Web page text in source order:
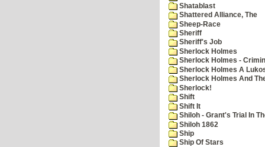
Shatablast
Shattered Alliance, The
Sheep-Race
Sheriff
Sheriff's Job
Sherlock Holmes
Sherlock Holmes -
Sherlock Holmes A
Sherlock Holmes And
Sherlock!
Shift
Shift It
Shiloh - Grant's Trial In
Shiloh 1862
Ship
Ship Of Stars